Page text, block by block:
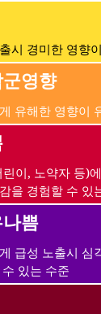
시 경미한 영향
영향
유해한 영향이
이, 노약자 등)
을 경험할 수 있
쁨
급성 노출시 심
있는 수준